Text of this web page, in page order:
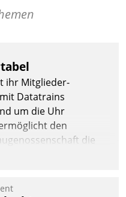
ihr Mitglieder-
Datatrains
um die Uhr
den
die
Tablet oder PC.